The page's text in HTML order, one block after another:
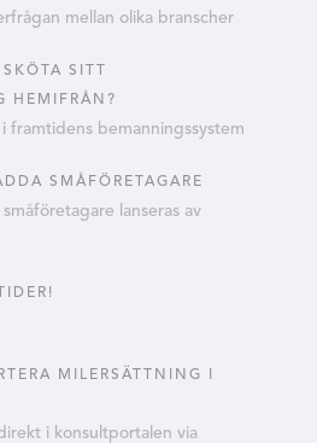
mellan olika branscher
SITT
HEMIFRÅN?
framtidens bemanningssystem
SMÅFÖRETAGARE
lanseras av
MILERSÄTTNING I
i konsultportalen via